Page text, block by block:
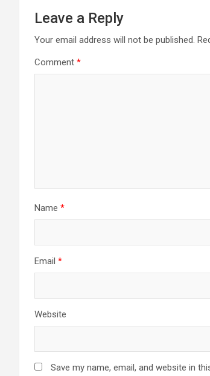
Leave a Reply
Your email address will not be published.
Comment *
Name *
Email *
Website
Save my name, email, and website in